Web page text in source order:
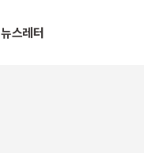
뉴스레터